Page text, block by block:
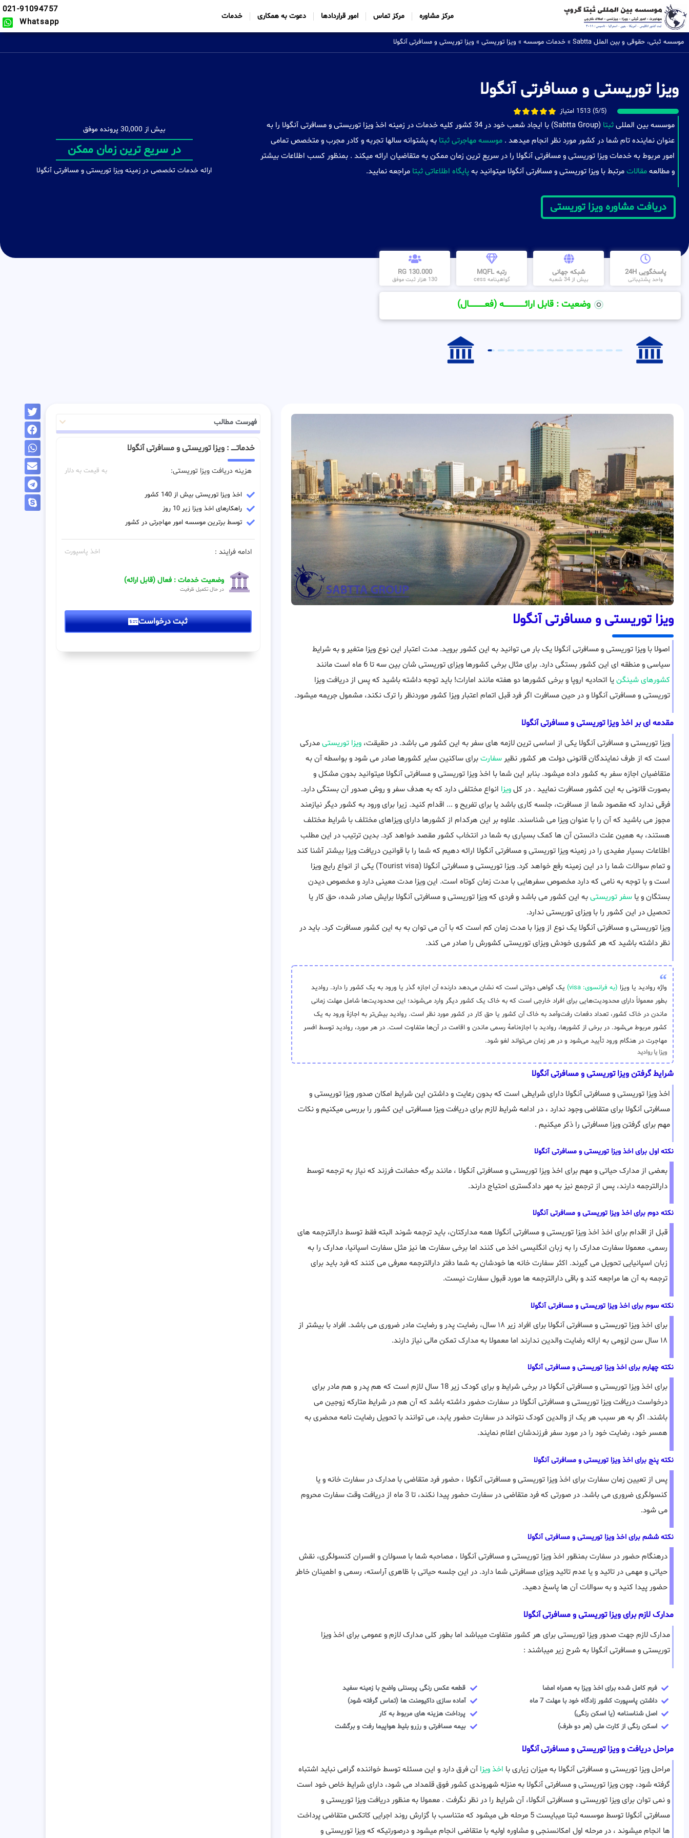
مرکز مشاوره مرکز تماس امور قراردادها دعوت به همکاری خدمات
021-91094757
Whatsapp
موسسه ثبتی، حقوقی و بین الملل Sabtta » خدمات موسسه » ویزا توریستی » ویزا توریستی و مسافرتی آنگولا
ویزا توریستی و مسافرتی آنگولا
(5/5) 1513 امتیاز
موسسه بین المللیثبتا
(Sabtta Group) با ایجاد شعب خود در 34 کشور کلیه خدمات در زمینه اخذ ویزا توریستی و مسافرتی آنگولا را به
عنوان نماینده تام شما در کشور مورد نظر انجام میدهد . موسسه مهاجرتی ثبتا به پشتوانه سالها تجربه و کادر مجرب و متخصص تمامی
امور مربوط به خدمات ویزا توریستی و مسافرتی آنگولا را در سریع ترین زمان ممکن به متقاضیان ارائه میکند . بمنظور کسب اطلاعات بیشتر
و مطالعهمقالاتمرتبط با ویزا توریستی و مسافرتی آنگولا میتوانید بهپایگاه اطلاعاتی ثبتا مراجعه نمایید.
دریافت مشاوره ویزا توریستی
بیش از 30,000 پرونده موفق
بدون محدودیت
ارائه خدمات تخصصی در زمینه ویزا توریستی و مسافرتی آنگولا
پاسخگویی 24H
واحد پشتیبانی
شبکه جهانی
بیش از 34 شعبه
رتبه MQFL
گواهینامه cess
130.000 RG
130 هزار ثبت موفق
وضعیت : قابل ارائــــــــــــــــــــه (فعـــــــــــــــال)
ویزا توریستی و مسافرتی آنگولا
اصولا با ویزا توریستی و مسافرتی آنگولا یک بار می توانید به این کشور بروید. مدت اعتبار این نوع ویزا متغیر و به شرایط
سیاسی و منطقه ای این کشور بستگی دارد. برای مثال برخی کشورها ویزای توریستی شان بین سه تا 6 ماه است مانند
کشورهای شینگنیا اتحادیه اروپا و برخی کشورها دو هفته مانند امارات! باید توجه داشته باشید که پس از دریافت ویزا
توریستی و مسافرتی آنگولا و در حین مسافرت اگر فرد قبل اتمام اعتبار ویزا کشور موردنظر را ترک نکند، مشمول جریمه میشود.
مقدمه ای بر اخذ ویزا توریستی و مسافرتی آنگولا
ویزا توریستی و مسافرتی آنگولا یکی از اساسی ترین لازمه های سفر به این کشور می باشد. در حقیقت، ویزا توریستیمدرکی
است که از طرف نمایندگان قانونی دولت هر کشور نظیرسفارتبرای ساکنین سایر کشورها صادر می شود و بواسطه آن به
متقاضیان اجازه سفر به کشور داده میشود. بنابر این شما با اخذ ویزا توریستی و مسافرتی آنگولا میتوانید بدون مشکل و
بصورت قانونی به این کشور مسافرت نمایید . در کلویزا انواع مختلفی دارد که به هدف سفر و روش صدور آن بستگی دارد.
فرقی ندارد که مقصود شما از مسافرت، جلسه کاری باشد یا برای تفریح و ... اقدام کنید. زیرا برای ورود به کشور دیگر نیازمند
مجوز می باشید که آن را با عنوان ویزا می شناسند. علاوه بر این هرکدام از کشورها دارای ویزاهای مختلف با شرایط مختلف
هستند، به همین علت دانستن آن ها کمک بسیاری به شما در انتخاب کشور مقصد خواهد کرد. بدین ترتیب در این مطلب
اطلاعات بسیار مفیدی را در زمینه ویزا توریستی و مسافرتی آنگولا ارائه دهیم که شما را با قوانین دریافت ویزا بیشتر آشنا کند
و تمام سوالات شما را در این زمینه رفع خواهد کرد. ویزا توریستی و مسافرتی آنگولا (Tourist visa) یکی از انواع رایج ویزا
است و با توجه به نامی که دارد مخصوص سفرهایی با مدت زمان کوتاه است. این ویزا مدت معینی دارد و مخصوص دیدن
بستگان و یا سفر توریستیبه این کشور می باشد و فردی که ویزا توریستی و مسافرتی آنگولا برایش صادر شده، حق کار یا
تحصیل در این کشور را با ویزای توریستی ندارد.
ویزا توریستی و مسافرتی آنگولا یک نوع از ویزا با مدت زمان کم است که با آن می توان به به این کشور مسافرت کرد. باید در
نظر داشته باشید که هر کشوری خودش ویزای توریستی کشورش را صادر می کند.
واژه روادید یا ویزا (به فرانسوی: visa)
یک گواهی دولتی است که نشان می‌دهد دارنده آن اجازه گذر یا ورود به یک کشور را دارد. روادید
بطور معمولاً دارای محدودیت‌هایی برای افراد خارجی است که به خاک یک کشور دیگر وارد می‌شوند؛ این محدودیت‌ها شامل مهلت زمانی
ماندن در خاک کشور، تعداد دفعات رفت‌وآمد به خاک آن کشور یا حق کار در کشور مورد نظر است. روادید بیش‌تر به اجازهٔ ورود به یک
کشور مربوط می‌شود. در برخی از کشورها، روادید با اجازه‌نامهٔ رسمی ماندن و اقامت در آن‌ها متفاوت است. در هر مورد، روادید توسط افسر
مهاجرت در هنگام ورود تأیید می‌شود و در هر زمان می‌تواند لغو شود.
ویزا یا روادید
شرایط گرفتن ویزا توریستی و مسافرتی آنگولا
اخذ ویزا توریستی و مسافرتی آنگولا دارای شرایطی است که بدون رعایت و داشتن این شرایط امکان صدور ویزا توریستی و
مسافرتی آنگولا برای متقاضی وجود ندارد ، در ادامه شرایط لازم برای دریافت ویزا مسافرتی این کشور را بررسی میکنیم و نکات
مهم برای گرفتن ویزا مسافرتی را ذکر میکنیم .
نکته اول برای اخذ ویزا توریستی و مسافرتی آنگولا
بعضی از مدارک حیاتی و مهم برای اخذ ویزا توریستی و مسافرتی آنگولا ، مانند برگه حضانت فرزند که نیاز به ترجمه توسط
دارالترجمه دارند، پس از ترجمع نیز به مهر دادگستری احتیاج دارند.
نکته دوم برای اخذ ویزا توریستی و مسافرتی آنگولا
قبل از اقدام برای اخذ اخذ ویزا توریستی و مسافرتی آنگولا همه مدارکتان، باید ترجمه شوند البته فقط توسط دارالترجمه های
رسمی. معمولا سفارت مدارک را به زبان انگلیسی اخذ می کنند اما برخی سفارت ها نیز مثل سفارت اسپانیا، مدارک را به
زبان اسپانیایی تحویل می گیرند. اکثر سفارت خانه ها خودشان به شما دفتر دارالترجمه معرفی می کنند که فرد باید برای
ترجمه به آن ها مراجعه کند و باقی دارالترجمه ها مورد قبول سفارت نیست.
نکته سوم برای اخذ ویزا توریستی و مسافرتی آنگولا
برای اخذ ویزا توریستی و مسافرتی آنگولا برای افراد زیر ۱۸ سال، رضایت پدر و رضایت مادر ضروری می باشد. افراد با بیشتر از
۱۸ سال سن لزومی به ارائه رضایت والدین ندارند اما معمولا به مدارک تمکن مالی نیاز دارند.
نکته چهارم برای اخذ ویزا توریستی و مسافرتی آنگولا
برای اخذ ویزا توریستی و مسافرتی آنگولا در برخی شرایط و برای کودک زیر 18 سال لازم است که هم پدر و هم مادر برای
درخواست دریافت ویزا توریستی و مسافرتی آنگولا در سفارت حضور داشته باشد که آن هم در شرایط متارکه زوجین می
باشند. اگر به هر سبب هر یک از والدین کودک نتواند در سفارت حضور یابد، می توانند با تحویل رضایت نامه محضری به
همسر خود، رضایت خود را در مورد سفر فرزندشان اعلام نمایند.
نکته پنج برای اخذ ویزا توریستی و مسافرتی آنگولا
پس از تعیین زمان سفارت برای اخذ ویزا توریستی و مسافرتی آنگولا ، حضور فرد متقاضی با مدارک در سفارت خانه و یا
کنسولگری ضروری می باشد. در صورتی که فرد متقاضی در سفارت حضور پیدا نکند، تا 3 ماه از دریافت وقت سفارت محروم
می شود.
نکته ششم برای اخذ ویزا توریستی و مسافرتی آنگولا
درهنگام حضور در سفارت بمنظور اخذ ویزا توریستی و مسافرتی آنگولا ، مصاحبه شما با مسولان و افسران کنسولگری، نقش
حیاتی و مهمی در تائید و یا عدم تائید ویزای مسافرتی شما دارد. در این جلسه حیاتی با ظاهری آراسته، رسمی و اطمینان خاطر
حضور پیدا کنید و به سوالات آن ها پاسخ دهید.
مدارک لازم برای ویزا توریستی و مسافرتی آنگولا
مدارک لازم جهت صدور ویزا توریستی برای هر کشور متفاوت میباشد اما بطور کلی مدارک لازم و عمومی برای اخذ ویزا
توریستی و مسافرتی آنگولا به شرح زیر میباشند :
فرم کامل شده برای اخذ ویزا به همراه امضا
داشتن پاسپورت کشور زادگاه خود با مهلت 7 ماه
اصل شناسنامه (یا اسکن رنگی)
اسکن رنگی از کارت ملی (هر دو طرف)
قطعه عکس رنگی پرسنلی واضح با زمینه سفید
آماده سازی داکیومنت ها (تماس گرفته شود)
پرداخت هزینه های مربوط به کار
بیمه مسافرتی و رزرو بلیط هواپیما رفت و برگشت
مراحل دریافت و ویزا توریستی و مسافرتی آنگولا
مراحل ویزا توریستی و مسافرتی آنگولا به میزان زیاری با اخذ ویزا آن فرق دارد و این مسئله توسط خواننده گرامی نباید اشتباه
گرفته شود، چون ویزا توریستی و مسافرتی آنگولا به منزله شهروندی کشور فوق قلمداد می شود، دارای شرایط خاص خود است
و نمی توان برای ویزا توریستی و مسافرتی آنگولا، آن شرایط را در نظر نگرفت . معمولا به منظور دریافت ویزا توریستی و
مسافرتی آنگولا توسط موسسه ثبتا میبایست 5 مرحله طی میشود که متناسب با گزارش روند اجرایی کاتکس متقاضی پرداخت
ها انجام میشوند ، در مرحله اول امکانسنجی و مشاوره اولیه با متقاضی انجام میشود و درصورتیکه که ویزا توریستی و
فهرست مطالب
خدماتـــــ : ویزا توریستی و مسافرتی آنگولا
هزینه دریافت ویزا توریستی: به قیمت به دلار
اخذ ویزا توریستی بیش از 140 کشور
راهکارهای اخذ ویزا زیر 10 روز
توسط برترین موسسه امور مهاجرتی در کشور
ادامه فرایند : اخذ پاسپورت
وضعیت خدمات : فعال (قابل ارائه)
در حال تکمیل ظرفیت
ثبت درخواست